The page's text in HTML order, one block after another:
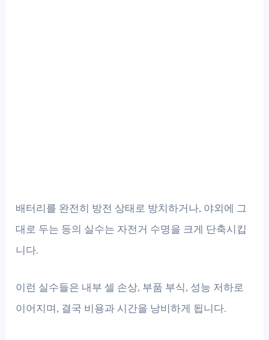
배터리를 완전히 방전 상태로 방치하거나, 야외에 그
대로 두는 등의 실수는 자전거 수명을 크게 단축시킵
니다.
이런 실수들은 내부 셀 손상, 부품 부식, 성능 저하로
이어지며, 결국 비용과 시간을 낭비하게 됩니다.